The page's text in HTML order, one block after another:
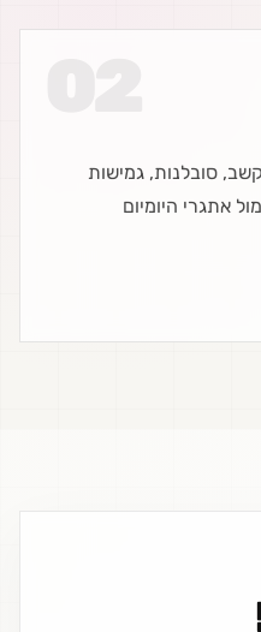
קשב, סובלנות, גמישות
אתגרי היומיום